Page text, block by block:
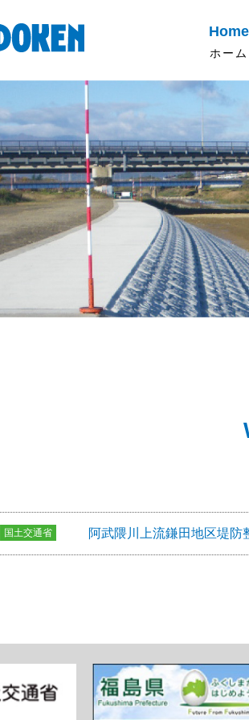
Home
ホーム
新着情
阿武隈川上流鎌田地区堤防